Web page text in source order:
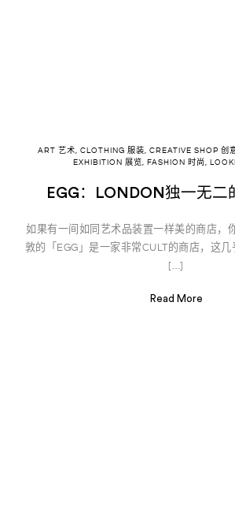
ART 艺术 CLOTHING 服装 CREATIVE SHOP 创
EXHIBITION 展览
FASHION 时尚
EGG：LONDON独一无二
如果有一间如同艺术品装置一样美的商店，
敦的「EGG」是一家非常CULT的商店，这
[…]
Read More